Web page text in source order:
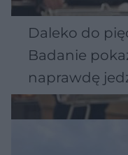
Daleko do
Badanie
naprawdę